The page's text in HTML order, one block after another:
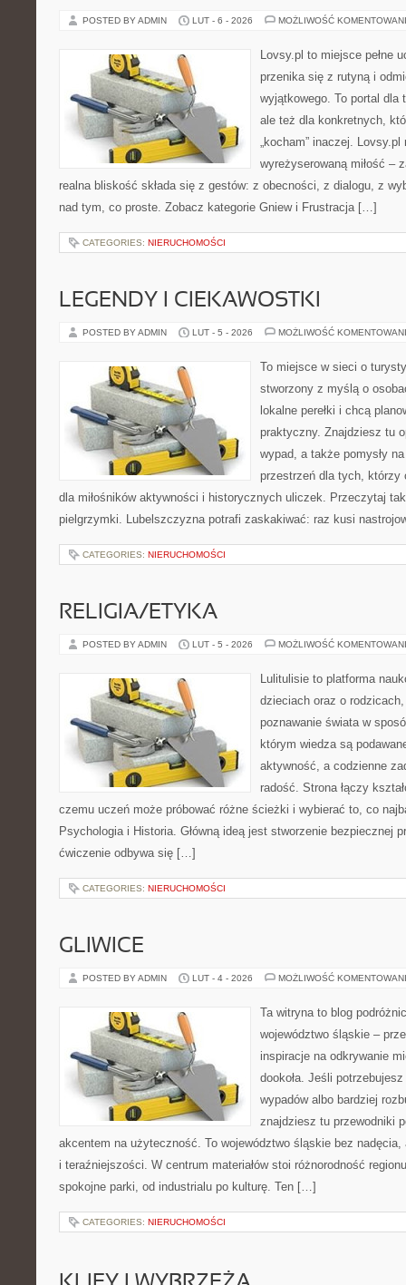
POSTED BY ADMIN LUT - 6 - 2026 MOŻLIWOŚĆ
Lovsy.pl to miejsce pełne
przenika się z rutyną i
wyjątkowego. To portal
ale też dla konkretnych,
„kocham” inaczej. Lovsy.pl
wyreżyserowaną miłość –
realna bliskość składa się z gestów: z obecności, z dialogu, z
nad tym, co proste. Zobacz kategorie Gniew i Frustracja […]
CATEGORIES: NIERUCHOMOŚCI
LEGENDY I CIEKAWOSTKI
POSTED BY ADMIN LUT - 5 - 2026 MOŻLIWOŚĆ
To miejsce w sieci o
stworzony z myślą o
lokalne perełki i chcą
praktyczny. Znajdziesz tu
wypad, a także pomysły
przestrzeń dla tych, którzy
dla miłośników aktywności i historycznych uliczek. Przeczytaj
pielgrzymki. Lubelszczyzna potrafi zaskakiwać: raz kusi
CATEGORIES: NIERUCHOMOŚCI
RELIGIA/ETYKA
POSTED BY ADMIN LUT - 5 - 2026 MOŻLIWOŚĆ
Lulitulisie to platforma
dzieciach oraz o
poznawanie świata w
którym wiedza są
aktywność, a codzienne
radość. Strona łączy
czemu uczeń może próbować różne ścieżki i wybierać to, co
Psychologia i Historia. Główną ideą jest stworzenie bezpiecznej
ćwiczenie odbywa się […]
CATEGORIES: NIERUCHOMOŚCI
GLIWICE
POSTED BY ADMIN LUT - 4 - 2026 MOŻLIWOŚĆ
Ta witryna to blog
województwo śląskie –
inspiracje na odkrywanie
dookoła. Jeśli
wypadów albo bardziej
znajdziesz tu przewodniki
akcentem na użyteczność. To województwo śląskie bez
i teraźniejszości. W centrum materiałów stoi różnorodność
spokojne parki, od industrialu po kulturę. Ten […]
CATEGORIES: NIERUCHOMOŚCI